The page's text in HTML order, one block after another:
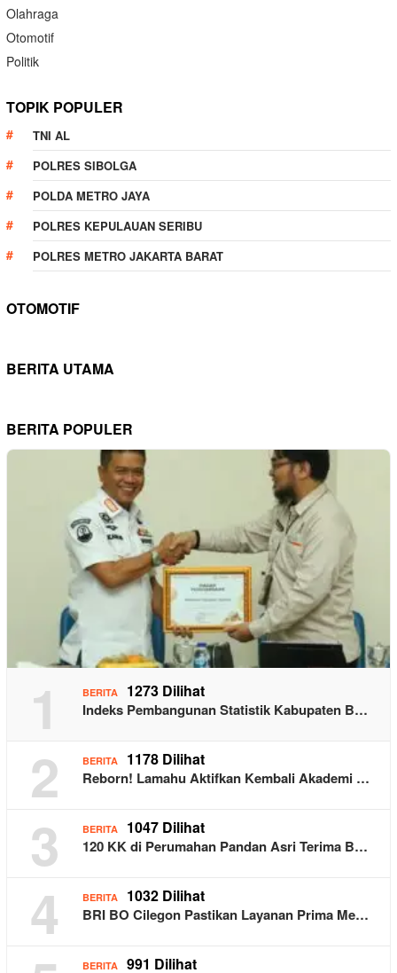
Olahraga
Otomotif
Politik
TOPIK POPULER
TNI AL
POLRES SIBOLGA
POLDA METRO JAYA
POLRES KEPULAUAN SERIBU
POLRES METRO JAKARTA BARAT
OTOMOTIF
BERITA UTAMA
BERITA POPULER
1 BERITA 1273 Dilihat
Indeks Pembangunan Statistik Kabupaten B…
2 BERITA 1178 Dilihat
Reborn! Lamahu Aktifkan Kembali Akademi …
3 BERITA 1047 Dilihat
120 KK di Perumahan Pandan Asri Terima B…
4 BERITA 1032 Dilihat
BRI BO Cilegon Pastikan Layanan Prima Me…
BERITA 991 Dilihat